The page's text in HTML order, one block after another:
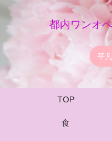
都内ワンオ
平
TOP
食